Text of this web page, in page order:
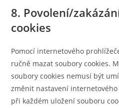
8. Povolení/
cookies
Pomocí internetového
ručně mazat soubory cookies.
soubory cookies nemusí být
změnit nastavení
při každém uložení souboru